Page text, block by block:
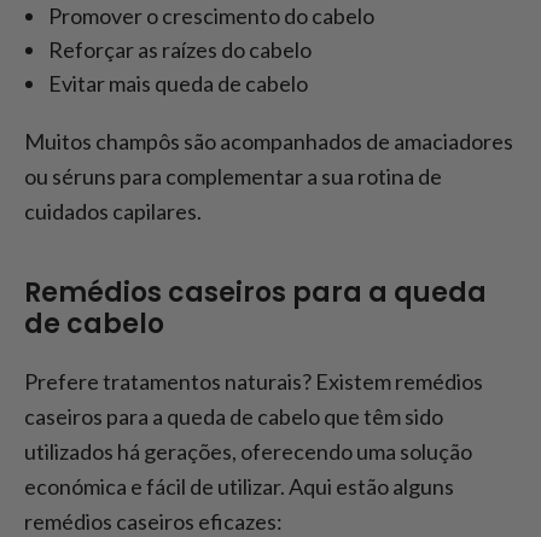
Promover o crescimento do cabelo
Reforçar as raízes do cabelo
Evitar mais queda de cabelo
Muitos champôs são acompanhados de amaciadores
ou séruns para complementar a sua rotina de
cuidados capilares.
Remédios caseiros para a queda
de cabelo
Prefere tratamentos naturais? Existem remédios
caseiros para a queda de cabelo que têm sido
utilizados há gerações, oferecendo uma solução
económica e fácil de utilizar. Aqui estão alguns
remédios caseiros eficazes: